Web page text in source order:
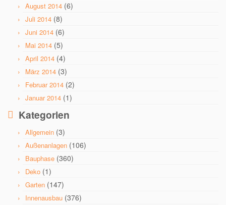
August 2014 (6)
Juli 2014 (8)
Juni 2014 (6)
Mai 2014 (5)
April 2014 (4)
März 2014 (3)
Februar 2014 (2)
Januar 2014 (1)
Kategorien
Allgemein (3)
Außenanlagen (106)
Bauphase (360)
Deko (1)
Garten (147)
Innenausbau (376)